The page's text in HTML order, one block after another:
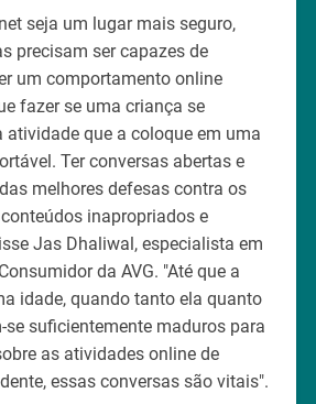
seja um lugar mais seguro,
precisam ser capazes de
um comportamento online
fazer se uma criança se
atividade que a coloque em uma
Ter conversas abertas e
melhores defesas contra os
inapropriados e
Jas Dhaliwal, especialista em
da AVG. "Até que a
idade, quando tanto ela quanto
suficientemente maduros para
as atividades online de
essas conversas são vitais".